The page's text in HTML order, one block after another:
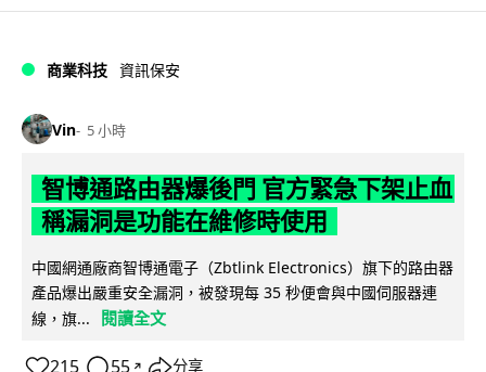
商業科技 資訊保安
Vin 5 小時
智博通路由器爆後門 官方緊急下架止血
稱漏洞是功能在維修時使用
中國網通廠商智博通電子（Zbtlink Electronics）旗下的路由器
產品爆出嚴重安全漏洞，被發現每 35 秒便會與中國伺服器連
線，旗...
閱讀全文
↗ 分享